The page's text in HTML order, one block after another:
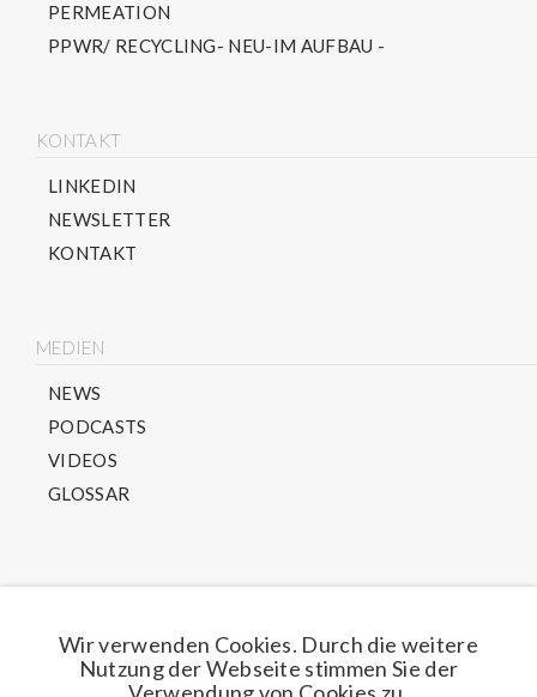
PERMEATION
PPWR/ RECYCLING- NEU-IM AUFBAU -
KONTAKT
LINKEDIN
NEWSLETTER
KONTAKT
MEDIEN
NEWS
PODCASTS
VIDEOS
GLOSSAR
Direkt für unseren Newsletter anmelden
Jetzt anmelden
Wir verwenden Cookies. Durch die weitere
Nutzung der Webseite stimmen Sie der